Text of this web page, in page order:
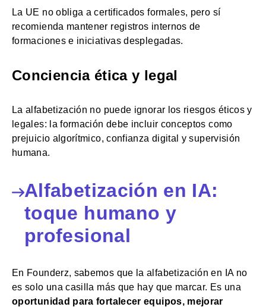
La UE no obliga a certificados formales, pero sí
recomienda mantener registros internos de
formaciones e iniciativas desplegadas.
Conciencia ética y legal
La alfabetización no puede ignorar los riesgos éticos y
legales: la formación debe incluir conceptos como
prejuicio algorítmico, confianza digital y supervisión
humana.
Alfabetización en IA:
toque humano y
profesional
En Founderz, sabemos que la alfabetización en IA no
es solo una casilla más que hay que marcar. Es una
oportunidad para fortalecer equipos, mejorar